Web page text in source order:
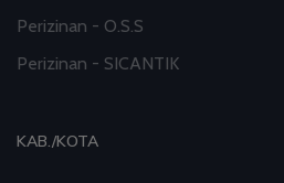
Perizinan - O.S.S
Perizinan - SICANTIK
KAB./KOTA